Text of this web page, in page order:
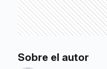
Sobre el autor